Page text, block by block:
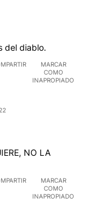
del diablo.
MARCAR
COMO
INAPROPIADO
NO LA
MARCAR
COMO
INAPROPIADO